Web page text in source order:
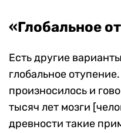
«Глобальное
Есть другие
глобальное
произносилось и
тысяч лет мозги
древности такие